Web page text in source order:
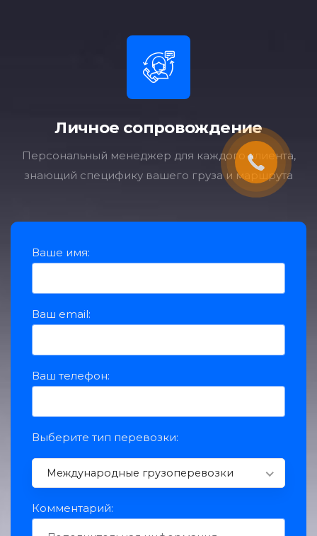
Личное сопровождение
Персональный менеджер для каждого клиента,
знающий специфику вашего груза и маршрута
Ваше имя:
Ваш еmail:
Ваш телефон:
Выберите тип перевозки:
Международные грузоперевозки
Комментарий: